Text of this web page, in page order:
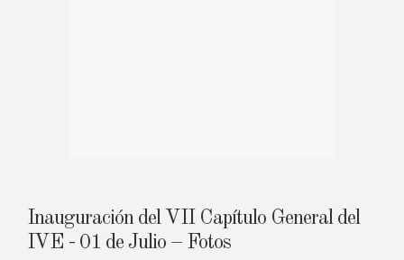
Inauguración del VII Capítulo General del
IVE - 01 de Julio – Fotos